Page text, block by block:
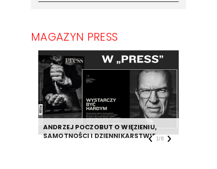
MAGAZYN PRESS
ANDRZEJ POCZOBUT O WIĘZIENIU,
SAMOTNOŚCI I DZIENNIKARSTWIE1/8